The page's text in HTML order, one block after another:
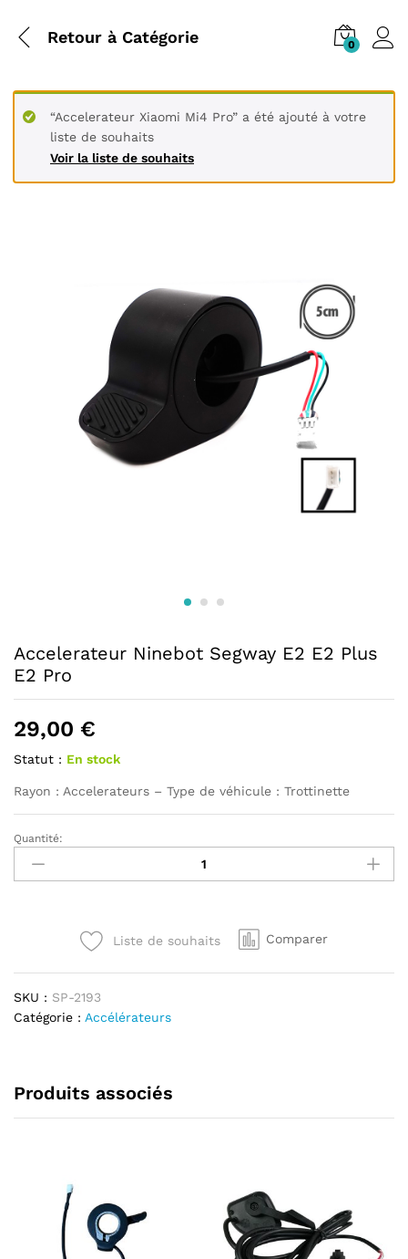
Retour à Catégorie 0
Voir la liste de souhaits
“Accelerateur Xiaomi Mi4 Pro” a été ajouté à votre
liste de souhaits
Accelerateur Ninebot Segway E2 E2 Plus
E2 Pro
29,00 €
Statut : En stock
Rayon : Accelerateurs – Type de véhicule : Trottinette
Accelerateur
Ninebot
Segway
quantité
Quantité:
Liste de souhaits Comparer
SKU : SP-2193
Catégorie : Accélérateurs
Produits associés